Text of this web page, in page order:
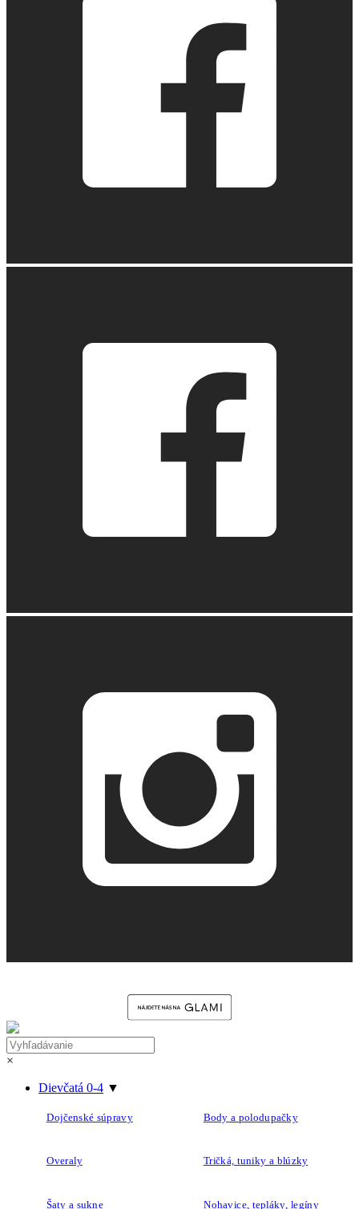
×
Dievčatá 0-4 ▼
Dojčenské súpravy Body a polodupačky
Overaly Tričká, tuniky a blúzky
Šaty a sukne Nohavice, tepláky, legíny